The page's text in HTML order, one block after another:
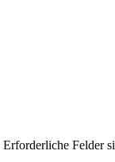
Erforderliche Felder